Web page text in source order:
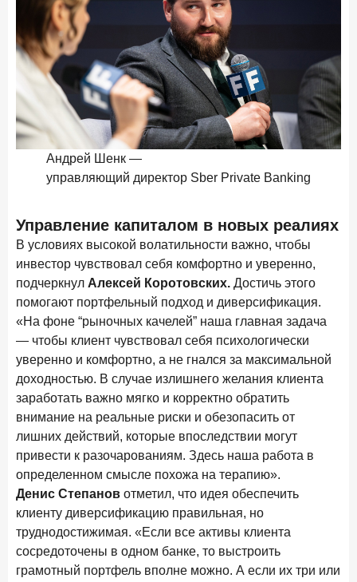
Рассылка Frank RG
Итоги недели, наша трактовка основных событий
на банковском рынке
Андрей Шенк —
управляющий директор Sber Private Banking
Управление капиталом в новых реалиях
В условиях высокой волатильности важно, чтобы
инвестор чувствовал себя комфортно и уверенно,
подчеркнул Алексей Коротовских. Достичь этого
помогают портфельный подход и диверсификация.
«На фоне “рыночных качелей” наша главная задача
— чтобы клиент чувствовал себя психологически
уверенно и комфортно, а не гнался за максимальной
доходностью. В случае излишнего желания клиента
заработать важно мягко и корректно обратить
внимание на реальные риски и обезопасить от
лишних действий, которые впоследствии могут
привести к разочарованиям. Здесь наша работа в
определенном смысле похожа на терапию».
Денис Степанов отметил, что идея обеспечить
клиенту диверсификацию правильная, но
труднодостижимая. «Если все активы клиента
сосредоточены в одном банке, то выстроить
грамотный портфель вполне можно. А если их три или